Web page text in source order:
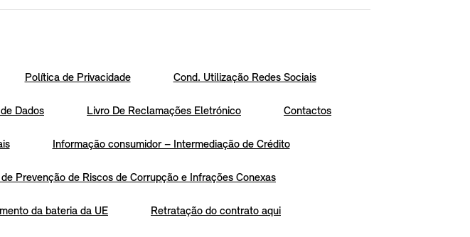
Política de Privacidade Cond. Utilização Redes Sociais
Dados Livro De Reclamações Eletrónico Contactos
Informação consumidor – Intermediação de Crédito
Prevenção de Riscos de Corrupção e Infrações Conexas
da bateria da UE Retratação do contrato aqui